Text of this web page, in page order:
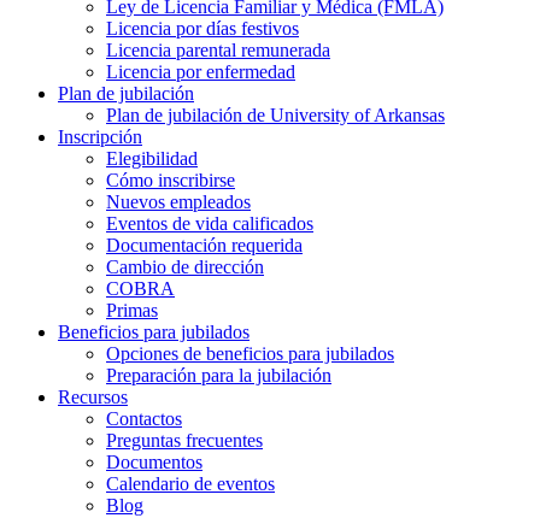
Ley de Licencia Familiar y Médica (FMLA)
Licencia por días festivos
Licencia parental remunerada
Licencia por enfermedad
Plan de jubilación
Plan de jubilación de University of Arkansas
Inscripción
Elegibilidad
Cómo inscribirse
Nuevos empleados
Eventos de vida calificados
Documentación requerida
Cambio de dirección
COBRA
Primas
Beneficios para jubilados
Opciones de beneficios para jubilados
Preparación para la jubilación
Recursos
Contactos
Preguntas frecuentes
Documentos
Calendario de eventos
Blog